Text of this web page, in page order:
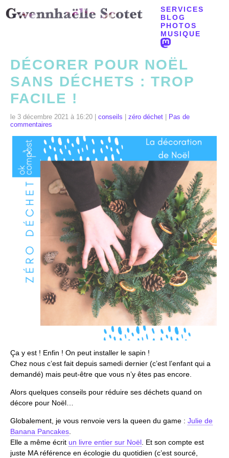
SERVICES
BLOG
PHOTOS
MUSIQUE
DÉCORER POUR NOËL
SANS DÉCHETS : TROP
FACILE !
le 3 décembre 2021 à 16:20 | conseils zéro déchet
Pas de
commentaires
Ça y est ! Enfin ! On peut installer le sapin !
Chez nous c’est fait depuis samedi dernier (c’est l’enfant qui a
demandé) mais peut-être que vous n’y êtes pas encore.
Alors quelques conseils pour réduire ses déchets quand on
décore pour Noël…
Globalement, je vous renvoie vers la queen du game : Julie de
Banana Pancakes
Elle a même écrit un livre entier sur Noël . Et son compte est
juste MA référence en écologie du quotidien (c’est sourcé,